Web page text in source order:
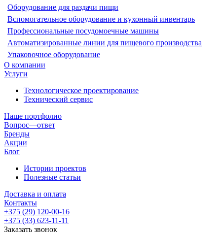
Оборудование для раздачи пищи
Вспомогательное оборудование и кухонный инвентарь
Профессиональные посудомоечные машины
Автоматизированные линии для пищевого производства
Упаковочное оборудование
О компании
Услуги
Технологическое проектирование
Технический сервис
Наше портфолио
Вопрос—ответ
Бренды
Акции
Блог
Истории проектов
Полезные статьи
Доставка и оплата
Контакты
+375 (29) 120-00-16
+375 (33) 623-11-11
Заказать звонок